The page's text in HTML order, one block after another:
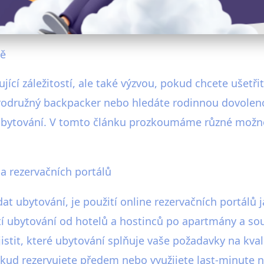
záležitostí, ale také výzvou, pokud chcete
backpacker nebo hledáte rodinnou
V tomto článku prozkoumáme různé
rezervačních portálů
ubytování, je použití online rezervačních portálů
od hotelů a hostinců po apartmány a
které ubytování splňuje vaše požadavky na
rezervujete předem nebo využijete last-minute